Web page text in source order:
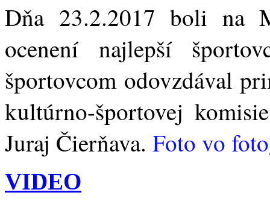
Dňa 23.2.2017 boli na
ocenení najlepší
športovcom odovzdával
kultúrno-športovej
Juraj Čierňava. Foto vo
VIDEO